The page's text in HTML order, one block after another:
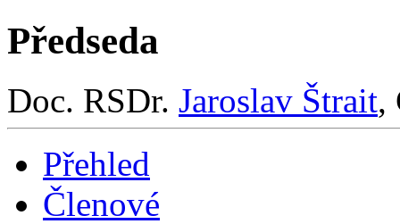
Předseda
Doc. RSDr. Jaroslav Štrait,
Přehled
Členové